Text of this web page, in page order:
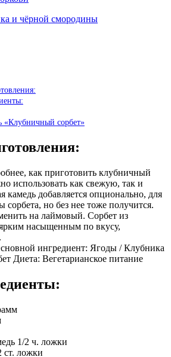
и чёрной смородины
«Клубничный сорбет»
как приготовить клубничный
использовать как свежую, так и
камедь добавляется опционально, для
сорбета, но без нее тоже получится.
на лаймовый. Сорбет из
насыщенным по вкусу,
ингредиент: Ягоды / Клубника
Диета: Вегетарианское питание
1/2 ч. ложки
ложки